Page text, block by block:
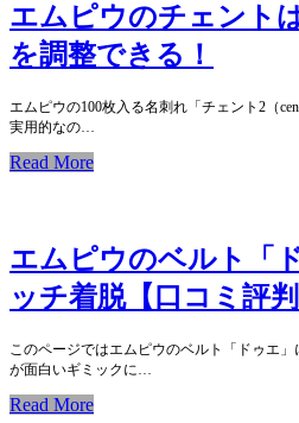
エムピウのチェント
を調整できる！
エムピウの100枚入る名刺れ「チェント2（
実用的なの…
Read More
エムピウのベルト「
ッチ着脱【口コミ評判
このページではエムピウのベルト「ドゥエ
が面白いギミックに…
Read More